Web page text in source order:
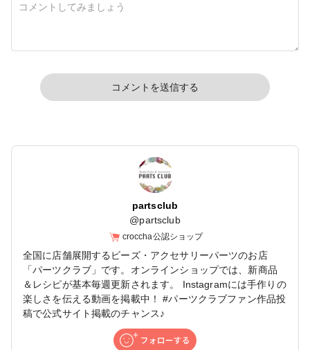
コメントを送信する
partsclub
@partsclub
croccha公認ショップ
全国に店舗展開するビーズ・アクセサリーパーツのお店
「パーツクラブ」です。オンラインショップでは、新商品
＆レシピが基本毎週更新されます。 Instagramには手作りの
楽しさを伝える動画を掲載中！ #パーツクラブファン作品投
稿で公式サイト掲載のチャンス♪